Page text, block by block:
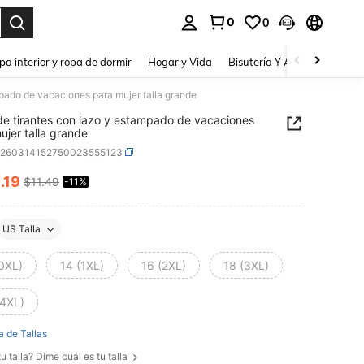
0 0
interior y ropa de dormir Hogar y Vida Bisutería Y Accesorios
de vacaciones para mujer talla grande
tirantes con lazo y estampado de vacaciones
talla grande
AND AVAILABILITY
.19 $11.49 -11%
US Talla
14 (1XL) 16 (2XL) 18 (3XL)
de Tallas
talla? Dime cuál es tu talla